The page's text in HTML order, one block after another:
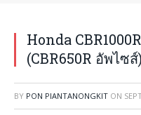
Honda
(CBR650R อัพไซ
BY PON PIANTANONGKIT ON